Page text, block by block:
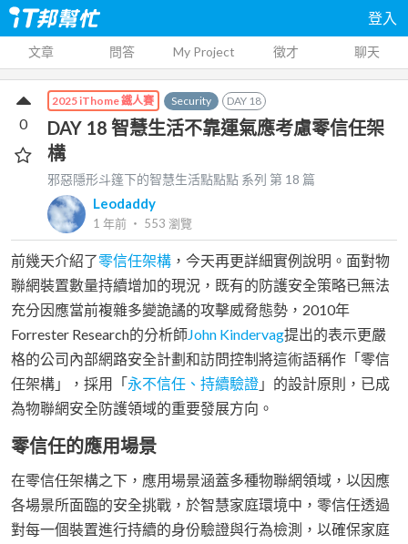
登入
文章 問答 My Project 徵才 聊天
2025 iThome 鐵人賽 Security DAY 18
DAY 18 智慧生活不靠運氣應考慮零信任架
構
邪惡隱形斗篷下的智慧生活點點點 系列 第 18 篇
Leodaddy
1 年前 ‧ 553 瀏覽
0
前幾天介紹了零信任架構 ，今天再更詳細實例說明。面對物
聯網裝置數量持續增加的現況，既有的防護安全策略已無法
充分因應當前複雜多變詭譎的攻擊威脅態勢，2010年
Forrester Research的分析師John Kindervag提出的表示更嚴
格的公司內部網路安全計劃和訪問控制將這術語稱作「零信
任架構」，採用「 永不信任、持續驗證 」的設計原則，已成
為物聯網安全防護領域的重要發展方向。
零信任的應用場景
在零信任架構之下，應用場景涵蓋多種物聯網領域，以因應
各場景所面臨的安全挑戰，於智慧家庭環境中，零信任透過
對每一個裝置進行持續的身份驗證與行為檢測，以確保家庭